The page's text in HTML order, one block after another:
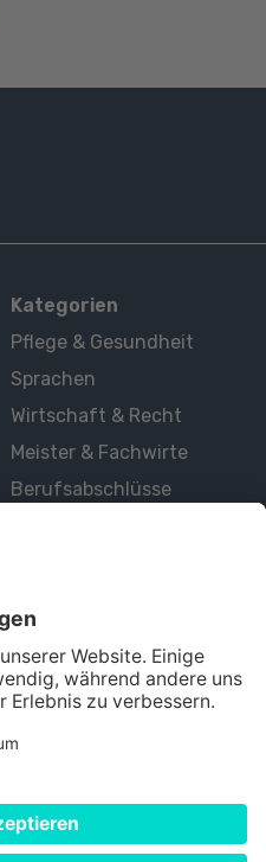
Kategorien
Pflege & Gesundheit
Sprachen
Wirtschaft & Recht
Meister & Fachwirte
Berufsabschlüsse
Impressum